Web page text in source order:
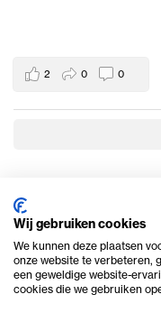
2 0 0
Wij gebruiken cookies
We kunnen deze plaatsen
onze website te verbeteren,
een geweldige website-
cookies die we gebruiken